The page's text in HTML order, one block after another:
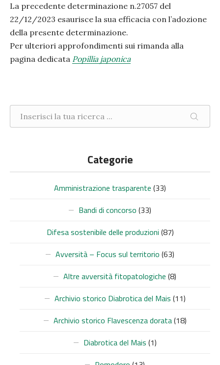
La precedente determinazione n.27057 del
22/12/2023 esaurisce la sua efficacia con l’adozione
della presente determinazione.
Per ulteriori approfondimenti sui rimanda alla
pagina dedicata Popillia japonica
CERCA
Categorie
Amministrazione trasparente (33)
Bandi di concorso (33)
Difesa sostenibile delle produzioni (87)
Avversità – Focus sul territorio (63)
Altre avversità fitopatologiche (8)
Archivio storico Diabrotica del Mais (11)
Archivio storico Flavescenza dorata(18)
Diabrotica del Mais (1)